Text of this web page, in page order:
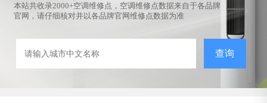
本站共收录2000+空调维修点，空调维修点数据来自于各品牌
官网，请仔细核对并以各品牌官网维修点数据为准
查询